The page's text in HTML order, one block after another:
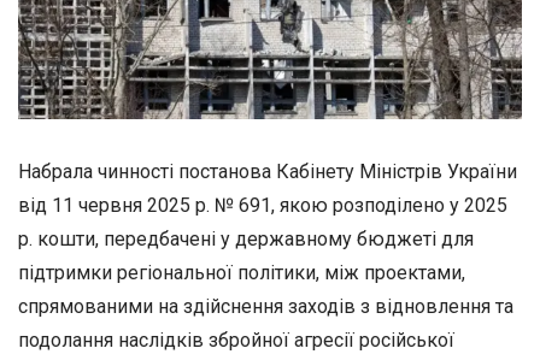
Набрала чинності постанова Кабінету Міністрів України
від 11 червня 2025 р. № 691, якою розподілено у 2025
р. кошти, передбачені у державному бюджеті для
підтримки регіональної політики, між проектами,
спрямованими на здійснення заходів з відновлення та
подолання наслідків збройної агресії російської